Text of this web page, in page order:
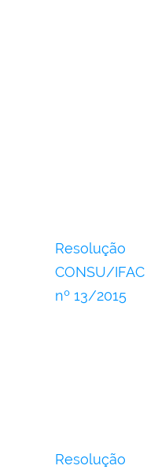
Resolução
CONSU/IFAC
nº 13/2015
Resolução